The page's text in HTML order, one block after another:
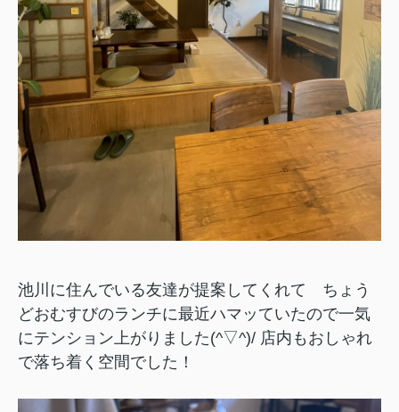
池川に住んでいる友達が提案してくれて ちょう
どおむすびのランチに最近ハマッていたので一気
にテンション上がりました(^▽^)/ 店内もおしゃれ
で落ち着く空間でした！